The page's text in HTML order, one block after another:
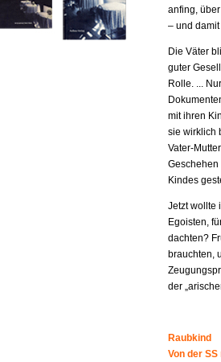
anfing,
– und
Die Väter
guter
Rolle. ...
mit ihren
sie wirklich
Vater-
Geschehen
Kindes
Jetzt wollte
Egoisten,
dachten?
brauchten,
der
Raubkind
Von der